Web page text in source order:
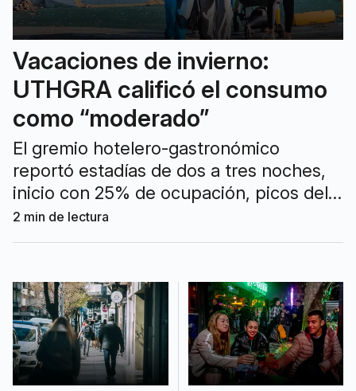
Vacaciones de invierno:
UTHGRA calificó el consumo
como “moderado”
El gremio hotelero-gastronómico
reportó estadías de dos a tres noches,
inicio con 25% de ocupación, picos del
40%-45% y cierre cercano al 35%, sin
lograr revertir la caída anual del sector.
2 min de lectura